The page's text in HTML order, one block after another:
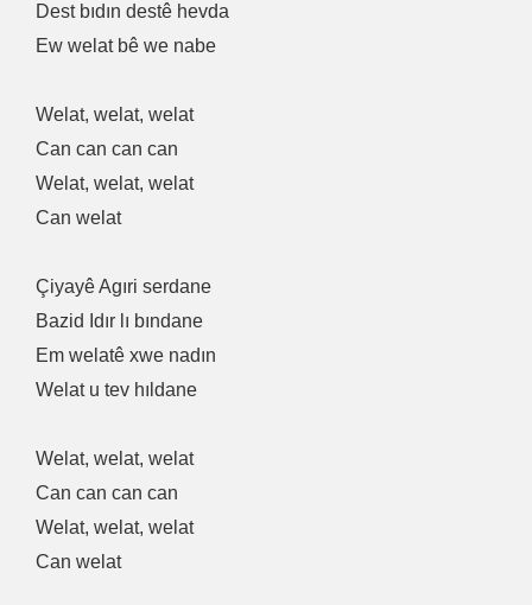
Dest bıdın destê hevda
Ew welat bê we nabe
Welat, welat, welat
Can can can can
Welat, welat, welat
Can welat
Çiyayê Agıri serdane
Bazid Idır lı bındane
Em welatê xwe nadın
Welat u tev hıldane
Welat, welat, welat
Can can can can
Welat, welat, welat
Can welat